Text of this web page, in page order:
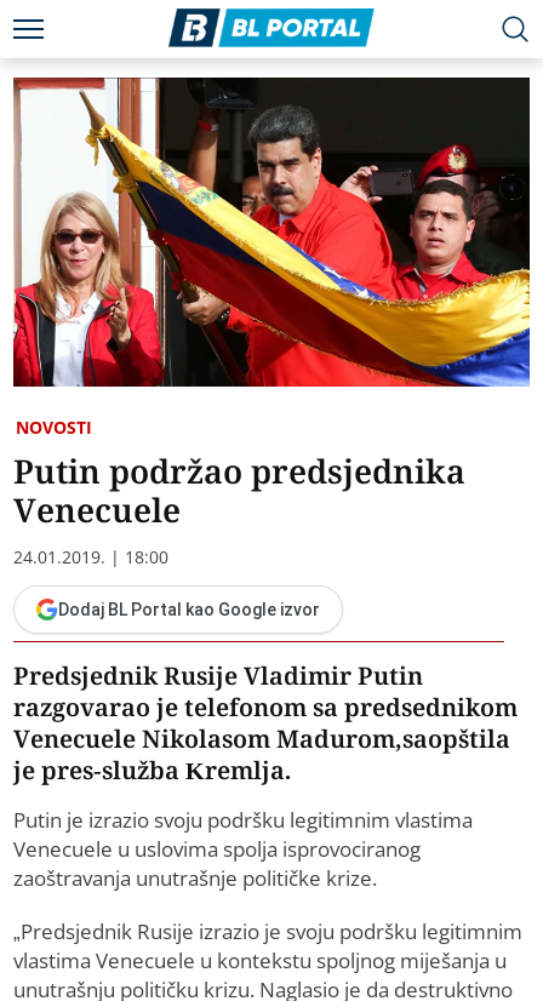
NOVOSTI
Putin podržao predsjednika
Venecuele
24.01.2019. | 18:00
Dodaj BL Portal kao Google izvor
Predsjednik Rusije Vladimir Putin
razgovarao je telefonom sa predsednikom
Venecuele Nikolasom Madurom,saopštila
je pres-služba Kremlja.
Putin je izrazio svoju podršku legitimnim vlastima
Venecuele u uslovima spolja isprovociranog
zaoštravanja unutrašnje političke krize.
„Predsjednik Rusije izrazio je svoju podršku legitimnim
vlastima Venecuele u kontekstu spoljnog miješanja u
unutrašnju političku krizu. Naglasio je da destruktivno